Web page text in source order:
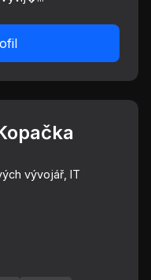
vývojář, IT